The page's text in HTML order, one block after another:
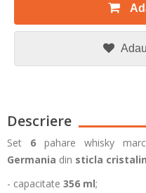
Descriere
Set 6pahare whisky
Germania din sticla
- capacitate 356 ml;